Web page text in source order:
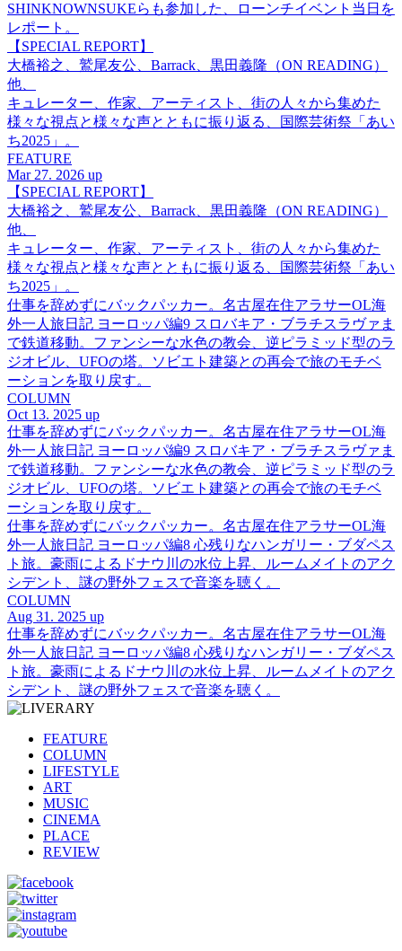
SHINKNOWNSUKEらも参加した、ローンチイベント当日を
レポート。
【SPECIAL REPORT】
大橋裕之、鷲尾友公、Barrack、黒田義隆（ON READING）
他、
キュレーター、作家、アーティスト、街の人々から集めた
様々な視点と様々な声とともに振り返る、国際芸術祭「あい
ち2025」。
FEATURE
Mar 27. 2026 up
【SPECIAL REPORT】
大橋裕之、鷲尾友公、Barrack、黒田義隆（ON READING）
他、
キュレーター、作家、アーティスト、街の人々から集めた
様々な視点と様々な声とともに振り返る、国際芸術祭「あい
ち2025」。
仕事を辞めずにバックパッカー。名古屋在住アラサーOL海
外一人旅日記 ヨーロッパ編9 スロバキア・ブラチスラヴァま
で鉄道移動。ファンシーな水色の教会、逆ピラミッド型のラ
ジオビル、UFOの塔。ソビエト建築との再会で旅のモチベ
ーションを取り戻す。
COLUMN
Oct 13. 2025 up
仕事を辞めずにバックパッカー。名古屋在住アラサーOL海
外一人旅日記 ヨーロッパ編9 スロバキア・ブラチスラヴァま
で鉄道移動。ファンシーな水色の教会、逆ピラミッド型のラ
ジオビル、UFOの塔。ソビエト建築との再会で旅のモチベ
ーションを取り戻す。
仕事を辞めずにバックパッカー。名古屋在住アラサーOL海
外一人旅日記 ヨーロッパ編8 心残りなハンガリー・ブダペス
ト旅。豪雨によるドナウ川の水位上昇、ルームメイトのアク
シデント、謎の野外フェスで音楽を聴く。
COLUMN
Aug 31. 2025 up
仕事を辞めずにバックパッカー。名古屋在住アラサーOL海
外一人旅日記 ヨーロッパ編8 心残りなハンガリー・ブダペス
ト旅。豪雨によるドナウ川の水位上昇、ルームメイトのアク
シデント、謎の野外フェスで音楽を聴く。
FEATURE
COLUMN
LIFESTYLE
ART
MUSIC
CINEMA
PLACE
REVIEW